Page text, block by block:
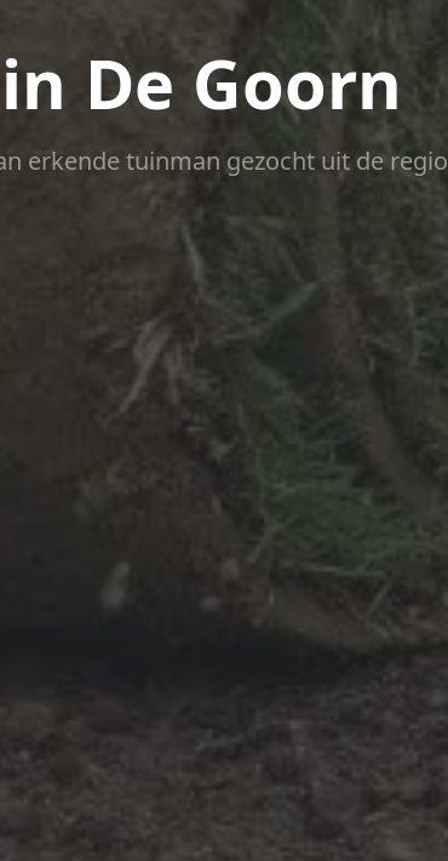
De Goorn
erkende tuinman gezocht uit de regio